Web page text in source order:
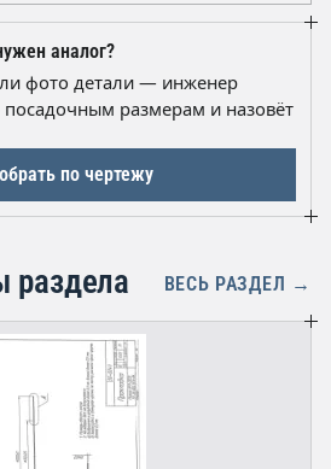
Похожее по диаметру
герметичности. Если
чертёж или фото детали с
замену.
оформляется паспорт
детали, маркой резины и
По запросу предоставляются
и подтверждение
заказчика.
аналог?
фото детали — инженер
размерам и назовёт
по чертежу
раздела ВЕСЬ РАЗДЕЛ →